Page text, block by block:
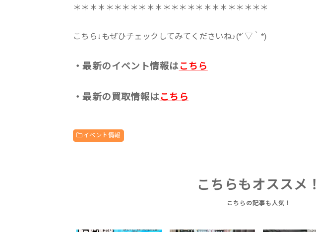
＊＊＊＊＊＊＊＊＊＊＊＊＊＊＊＊＊＊＊＊＊＊＊＊
こちら↓もぜひチェックしてみてくださいね♪(*´▽｀*)
・最新のイベント情報はこちら
・最新の買取情報はこちら
イベント情報
こちらもオススメ！